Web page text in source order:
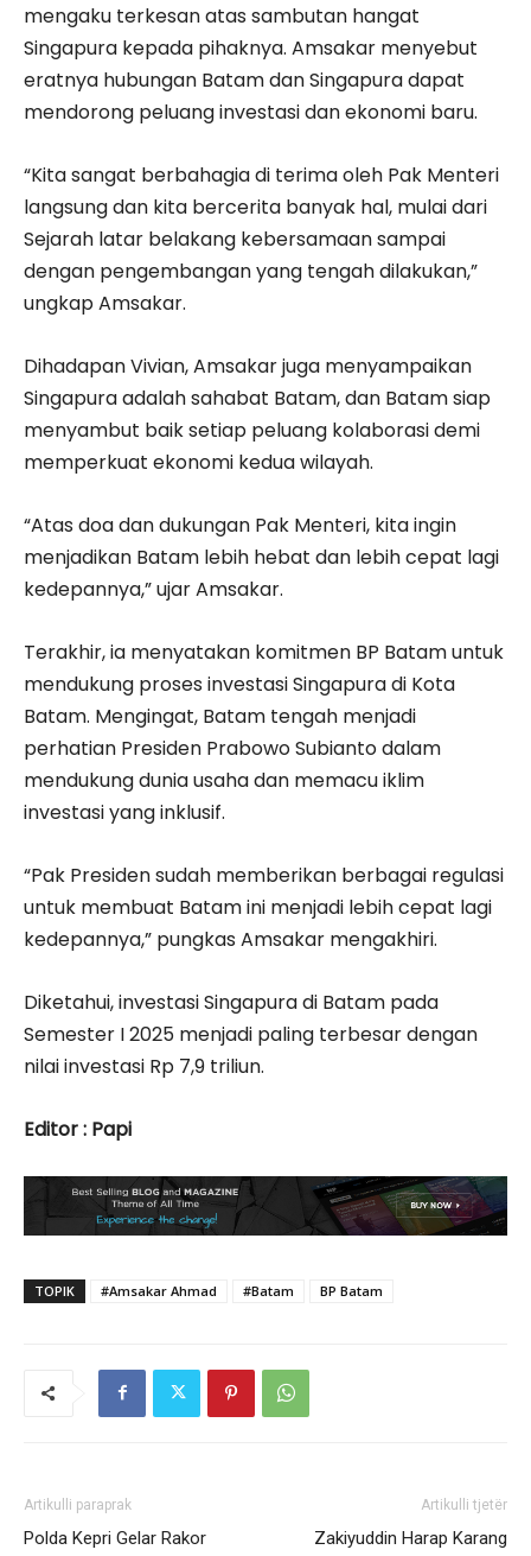
mengaku terkesan atas sambutan hangat
Singapura kepada pihaknya. Amsakar menyebut
eratnya hubungan Batam dan Singapura dapat
mendorong peluang investasi dan ekonomi baru.
“Kita sangat berbahagia di terima oleh Pak Menteri
langsung dan kita bercerita banyak hal, mulai dari
Sejarah latar belakang kebersamaan sampai
dengan pengembangan yang tengah dilakukan,”
ungkap Amsakar.
Dihadapan Vivian, Amsakar juga menyampaikan
Singapura adalah sahabat Batam, dan Batam siap
menyambut baik setiap peluang kolaborasi demi
memperkuat ekonomi kedua wilayah.
“Atas doa dan dukungan Pak Menteri, kita ingin
menjadikan Batam lebih hebat dan lebih cepat lagi
kedepannya,” ujar Amsakar.
Terakhir, ia menyatakan komitmen BP Batam untuk
mendukung proses investasi Singapura di Kota
Batam. Mengingat, Batam tengah menjadi
perhatian Presiden Prabowo Subianto dalam
mendukung dunia usaha dan memacu iklim
investasi yang inklusif.
“Pak Presiden sudah memberikan berbagai regulasi
untuk membuat Batam ini menjadi lebih cepat lagi
kedepannya,” pungkas Amsakar mengakhiri.
Diketahui, investasi Singapura di Batam pada
Semester I 2025 menjadi paling terbesar dengan
nilai investasi Rp 7,9 triliun.
Editor : Papi
TOPIK #Amsakar Ahmad #Batam BP Batam
Artikulli paraprak
Polda Kepri Gelar Rakor
Artikulli tjetër
Zakiyuddin Harap Karang